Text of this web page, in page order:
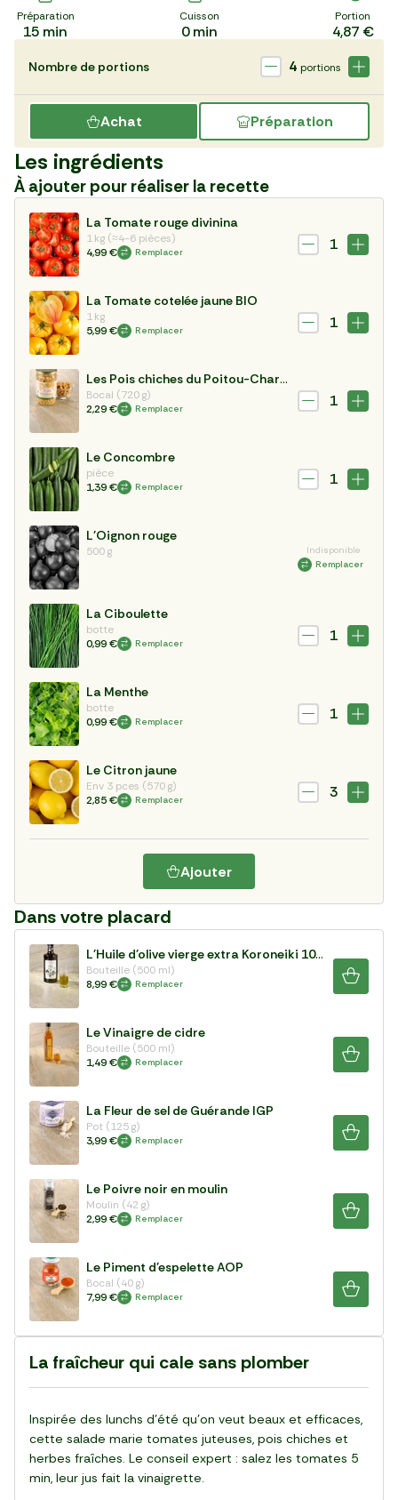
Préparation
15 min
Cuisson
0min
Portion
4,87 €
Achat Préparation
Nombre de portions 4 portions
Les ingrédients
À ajouter pour réaliser la recette
La Tomate rouge divinina
1 kg (≈4-6 pièces)
4,99 €
Remplacer 1
La Tomate cotelée jaune BIO
1 kg
5,99 €
Remplacer 1
Les Pois chiches du Poitou-Charentes
Bocal (720 g)
2,29 €
Remplacer 1
Le Concombre
pièce
1,39 €
Remplacer 1
L'Oignon rouge
500 g
Indisponible
Remplacer
La Ciboulette
botte
0,99 €
Remplacer 1
La Menthe
botte
0,99 €
Remplacer 1
Le Citron jaune
Env 3 pces (570 g)
2,85 €
Remplacer 3
Ajouter
Dans votre placard
L'Huile d'olive vierge extra Koroneiki 100%
Bouteille (500 ml)
8,99 €
Remplacer
Le Vinaigre de cidre
Bouteille (500 ml)
1,49 €
Remplacer
La Fleur de sel de Guérande IGP
Pot (125 g)
3,99 €
Remplacer
Le Poivre noir en moulin
Moulin (42 g)
2,99 €
Remplacer
Le Piment d'espelette AOP
Bocal (40 g)
7,99 €
Remplacer
La fraîcheur qui cale sans plomber
Inspirée des lunchs d’été qu’on veut beaux et efficaces,
cette salade marie tomates juteuses, pois chiches et
herbes fraîches. Le conseil expert : salez les tomates 5
min, leur jus fait la vinaigrette.